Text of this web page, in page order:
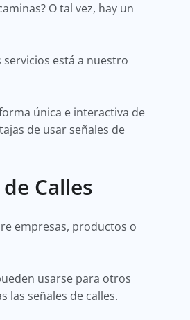
O tal vez, hay un
está a nuestro
única e interactiva de
de usar señales de
Calles
empresas, productos o
usarse para otros
las señales de calles.